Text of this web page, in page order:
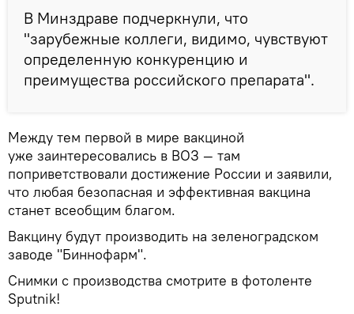
В Минздраве подчеркнули, что
"зарубежные коллеги, видимо, чувствуют
определенную конкуренцию и
преимущества российского препарата".
Между тем первой в мире вакциной
уже заинтересовались в ВОЗ — там
поприветствовали достижение России и заявили,
что любая безопасная и эффективная вакцина
станет всеобщим благом.
Вакцину будут производить на зеленоградском
заводе "Биннофарм".
Снимки с производства смотрите в фотоленте
Sputnik!